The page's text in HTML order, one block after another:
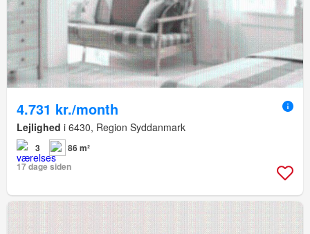
4.731 kr./month
Lejlighed i 6430, Region Syddanmark
3
86 m²
17 dage siden